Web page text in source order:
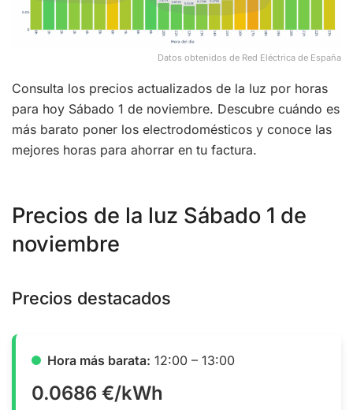
Datos obtenidos de Red Eléctrica de España
Consulta los precios actualizados de la luz por horas
para hoy Sábado 1 de noviembre. Descubre cuándo es
más barato poner los electrodomésticos y conoce las
mejores horas para ahorrar en tu factura.
Precios de la luz Sábado 1 de
noviembre
Precios destacados
Hora más barata: 12:00 – 13:00
0.0686 €/kWh